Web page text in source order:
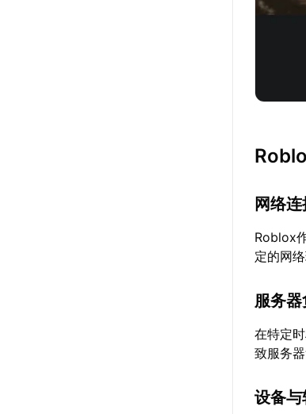
网络
Roblox
定的网
服务
在特定
致服务
设备